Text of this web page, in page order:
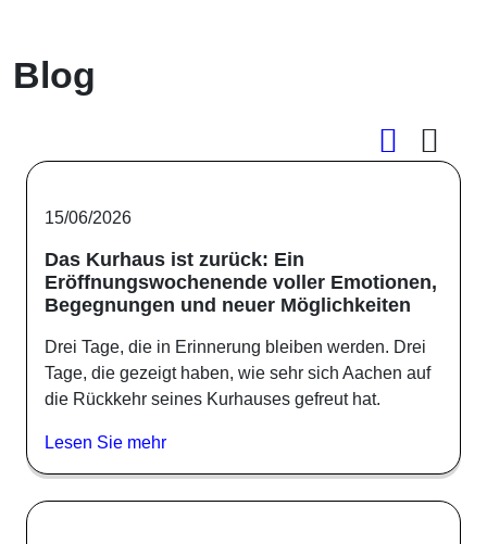
Blog
15/06/2026
Das Kurhaus ist zurück: Ein
Eröffnungswochenende voller Emotionen,
Begegnungen und neuer Möglichkeiten
Drei Tage, die in Erinnerung bleiben werden. Drei
Tage, die gezeigt haben, wie sehr sich Aachen auf
die Rückkehr seines Kurhauses gefreut hat.
Lesen Sie mehr